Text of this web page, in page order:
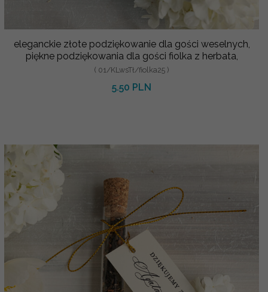
eleganckie złote podziękowanie dla gości weselnych,
piękne podziękowania dla gości fiolka z herbata,
( 01/KLwsTł/fiolka25 )
5.50 PLN